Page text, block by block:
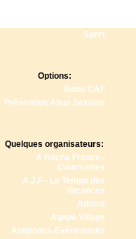
Sport
Options:
Bons CAF
Prévention Abus Sexuels
Quelques organisateurs:
A Rocha France -
Courmettes
A.J.F - Le Temps des
Vacances
Adonia
Agape Village
Antipodes-Evénements